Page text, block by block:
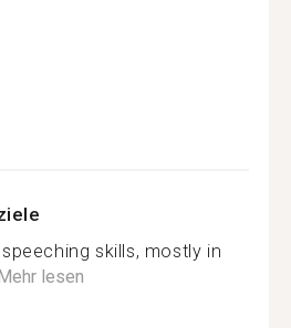
skills, mostly in
lesen